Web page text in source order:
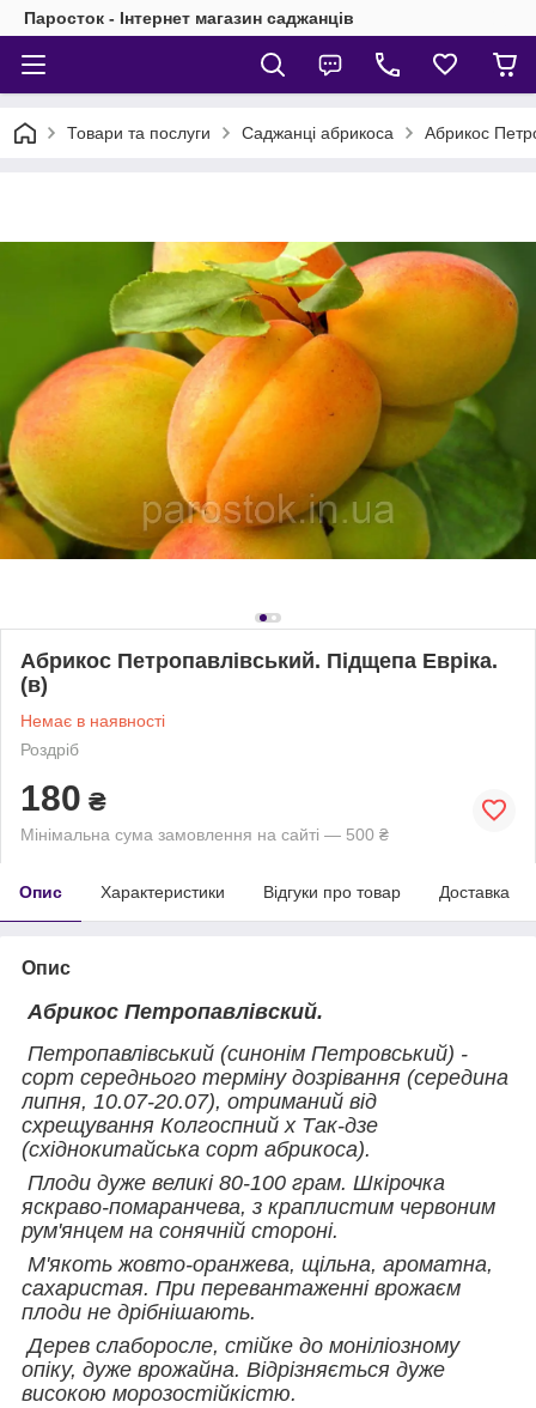
Паросток - Інтернет магазин саджанців
Товари та послуги Саджанці абрикоса Абрикос
Абрикос Петропавлівський. Підщепа Евріка.
(в)
Немає в наявності
Роздріб
180 ₴
Мінімальна сума замовлення на сайті — 500 ₴
Опис Характеристики Відгуки про товар Доставка
Опис
Абрикос Петропавлівский.
Петропавлівський (синонім Петровський) -
сорт середнього терміну дозрівання (середина
липня, 10.07-20.07), отриманий від
схрещування Колгоспний х Так-дзе
(східнокитайська сорт абрикоса).
Плоди дуже великі 80-100 грам. Шкірочка
яскраво-помаранчева, з краплистим червоним
рум'янцем на сонячній стороні.
М'якоть жовто-оранжева, щільна, ароматна,
сахаристая. При перевантаженні врожаєм
плоди не дрібнішають.
Дерев слаборосле, стійке до моніліозному
опіку, дуже врожайна. Відрізняється дуже
високою морозостійкістю.